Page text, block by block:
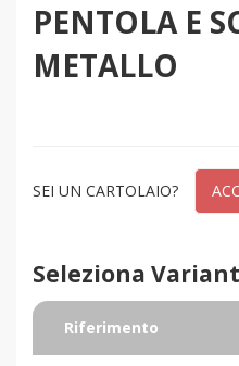
PENTOLA E
METALLO
SEI UN CARTOLAIO?
Seleziona
Riferimento